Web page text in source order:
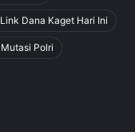
Link Dana Kaget Hari Ini
Mutasi Polri